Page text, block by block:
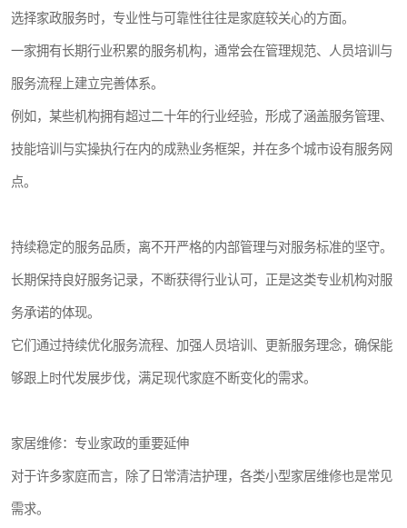
选择家政服务时，专业性与可靠性往往是家庭较关心的方面。
一家拥有长期行业积累的服务机构，通常会在管理规范、人员培训与
服务流程上建立完善体系。
例如，某些机构拥有超过二十年的行业经验，形成了涵盖服务管理、
技能培训与实操执行在内的成熟业务框架，并在多个城市设有服务网
点。
持续稳定的服务品质，离不开严格的内部管理与对服务标准的坚守。
长期保持良好服务记录，不断获得行业认可，正是这类专业机构对服
务承诺的体现。
它们通过持续优化服务流程、加强人员培训、更新服务理念，确保能
够跟上时代发展步伐，满足现代家庭不断变化的需求。
家居维修：专业家政的重要延伸
对于许多家庭而言，除了日常清洁护理，各类小型家居维修也是常见
需求。